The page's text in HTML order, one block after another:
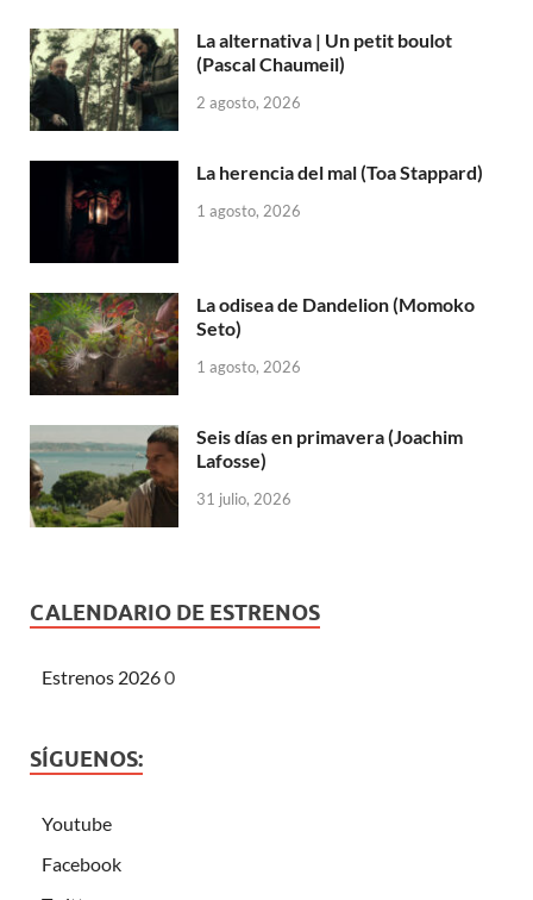
La alternativa | Un petit boulot
(Pascal Chaumeil)
2 agosto, 2026
La herencia del mal (Toa Stappard)
1 agosto, 2026
La odisea de Dandelion (Momoko
Seto)
1 agosto, 2026
Seis días en primavera (Joachim
Lafosse)
31 julio, 2026
CALENDARIO DE ESTRENOS
Estrenos 20260
SÍGUENOS:
Youtube
Facebook